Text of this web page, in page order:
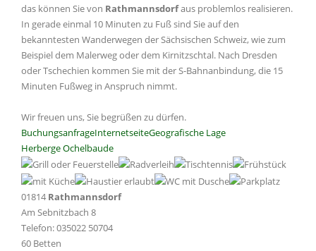
das können Sie von Rathmannsdorfaus problemlos realisieren.
In gerade einmal 10 Minuten zu Fuß sind Sie auf den
bekanntesten Wanderwegen der Sächsischen Schweiz, wie zum
Beispiel dem Malerweg oder dem Kirnitzschtal. Nach Dresden
oder Tschechien kommen Sie mit der S-Bahnanbindung, die 15
Minuten Fußweg in Anspruch nimmt.
Wir freuen uns, Sie begrüßen zu dürfen.
BuchungsanfrageInternetseiteGeografische Lage
Herberge Ochelbaude
01814 Rathmannsdorf
Am Sebnitzbach 8
Telefon: 035022 50704
60 Betten